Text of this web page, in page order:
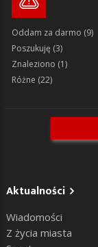
Oddam za darmo (9)
Poszukuję (3)
Znaleziono (1)
Różne (22)
Aktualności
Wiadomości
Z życia miasta